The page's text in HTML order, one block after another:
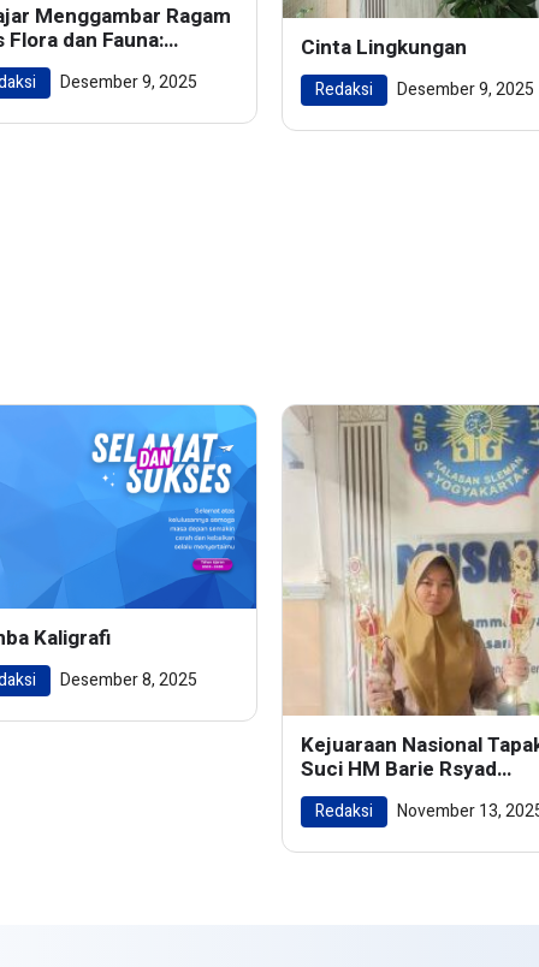
Menggambar Ragam
Flora dan Fauna:
Keindahan
dalam Karya Seni
Desember 9, 2025
Cinta Lingkungan
Redaksi Desember 9, 2025
Kaligrafi
Desember 8, 2025
Kejuaraan Nasional
Suci HM Barie Rsyad
Championship 2024
Redaksi November 13,